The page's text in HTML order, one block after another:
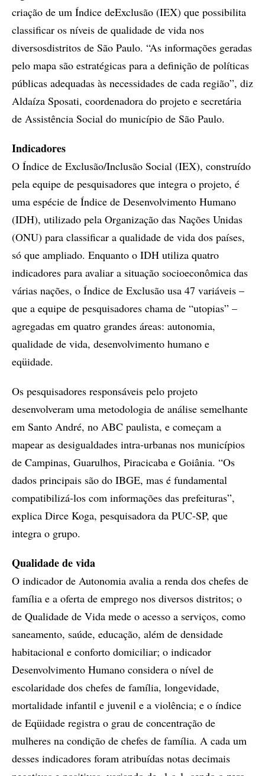
criação de um Índice deExclusão (IEX) que possibilita
classificar os níveis de qualidade de vida nos
diversosdistritos de São Paulo. “As informações geradas
pelo mapa são estratégicas para a definição de políticas
públicas adequadas às necessidades de cada região”, diz
Aldaíza Sposati, coordenadora do projeto e secretária
de Assistência Social do município de São Paulo.
Indicadores
O Índice de Exclusão/Inclusão Social (IEX), construído
pela equipe de pesquisadores que integra o projeto, é
uma espécie de Índice de Desenvolvimento Humano
(IDH), utilizado pela Organização das Nações Unidas
(ONU) para classificar a qualidade de vida dos países,
só que ampliado. Enquanto o IDH utiliza quatro
indicadores para avaliar a situação socioeconômica das
várias nações, o Índice de Exclusão usa 47 variáveis –
que a equipe de pesquisadores chama de “utopias” –
agregadas em quatro grandes áreas: autonomia,
qualidade de vida, desenvolvimento humano e
eqüidade.
Os pesquisadores responsáveis pelo projeto
desenvolveram uma metodologia de análise semelhante
em Santo André, no ABC paulista, e começam a
mapear as desigualdades intra-urbanas nos municípios
de Campinas, Guarulhos, Piracicaba e Goiânia. “Os
dados principais são do IBGE, mas é fundamental
compatibilizá-los com informações das prefeituras”,
explica Dirce Koga, pesquisadora da PUC-SP, que
integra o grupo.
Qualidade de vida
O indicador de Autonomia avalia a renda dos chefes de
família e a oferta de emprego nos diversos distritos; o
de Qualidade de Vida mede o acesso a serviços, como
saneamento, saúde, educação, além de densidade
habitacional e conforto domiciliar; o indicador
Desenvolvimento Humano considera o nível de
escolaridade dos chefes de família, longevidade,
mortalidade infantil e juvenil e a violência; e o índice
de Eqüidade registra o grau de concentração de
mulheres na condição de chefes de família. A cada um
desses indicadores foram atribuídas notas decimais